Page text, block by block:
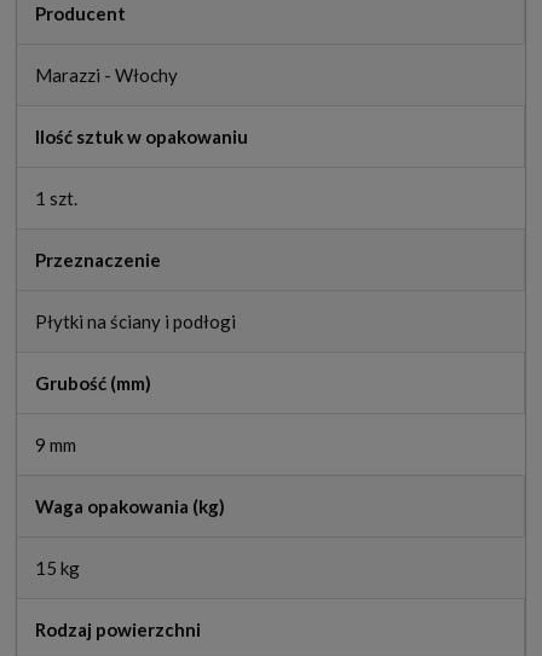
Producent
Marazzi - Włochy
Ilość sztuk w opakowaniu
1 szt.
Przeznaczenie
Płytki na ściany i podłogi
Grubość (mm)
9 mm
Waga opakowania (kg)
15 kg
Rodzaj powierzchni